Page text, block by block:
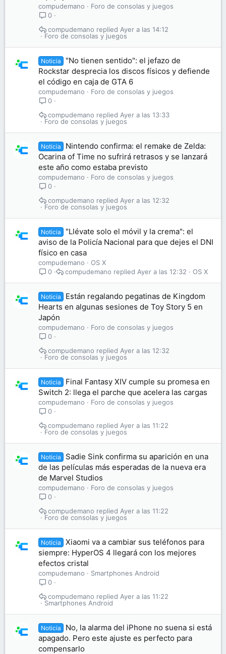
compudemano
Foro de consolas y juegos
0
Foro de consolas y juegos
Ayer a las 14:12
compudemano
Noticia
"No tienen sentido": el jefazo de
Rockstar desprecia los discos físicos y defiende
el código en caja de GTA 6
compudemano
Foro de consolas y juegos
0
Foro de consolas y juegos
Ayer a las 13:33
compudemano
Noticia
Nintendo confirma: el remake de Zelda:
Ocarina of Time no sufrirá retrasos y se lanzará
este año como estaba previsto
compudemano
Foro de consolas y juegos
0
Foro de consolas y juegos
Ayer a las 12:32
compudemano
Noticia
"Llévate solo el móvil y la crema": el
aviso de la Policía Nacional para que dejes el DNI
físico en casa
compudemano
OS X
0
OS X
Ayer a las 12:32
compudemano
Noticia
Están regalando pegatinas de Kingdom
Hearts en algunas sesiones de Toy Story 5 en
Japón
compudemano
Foro de consolas y juegos
0
Foro de consolas y juegos
Ayer a las 12:32
compudemano
Noticia
Final Fantasy XIV cumple su promesa en
Switch 2: llega el parche que acelera las cargas
compudemano
Foro de consolas y juegos
0
Foro de consolas y juegos
Ayer a las 11:22
compudemano
Noticia
Sadie Sink confirma su aparición en una
de las películas más esperadas de la nueva era
de Marvel Studios
compudemano
Foro de consolas y juegos
0
Foro de consolas y juegos
Ayer a las 11:22
compudemano
Noticia
Xiaomi va a cambiar sus teléfonos para
siempre: HyperOS 4 llegará con los mejores
efectos cristal
compudemano
Smartphones Android
0
Smartphones Android
Ayer a las 11:22
compudemano
Noticia
No, la alarma del iPhone no suena si está
apagado. Pero este ajuste es perfecto para
compensarlo